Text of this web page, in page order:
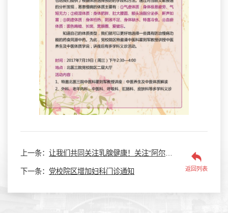
上一条： 让我们共同关注乳腺健康！关注“阿尔茨海默症”！！！
下一条： 党校院区增加妇科门诊通知 返回列表